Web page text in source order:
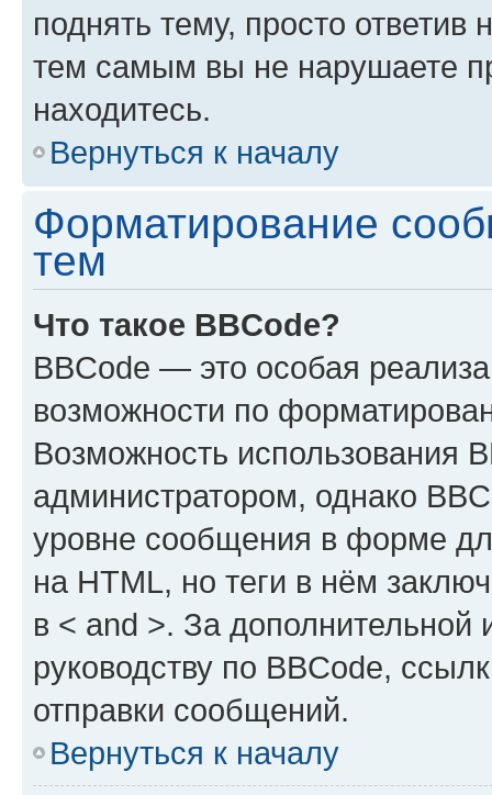
поднять тему, просто ответив
тем самым вы не нарушаете
находитесь.
Вернуться к началу
Форматирование
тем
Что такое BBCode?
BBCode — это особая
возможности по
Возможность использования
администратором, однако
уровне сообщения в форме
на HTML, но теги в нём
в < and >. За
руководству по BBCode,
отправки сообщений.
Вернуться к началу